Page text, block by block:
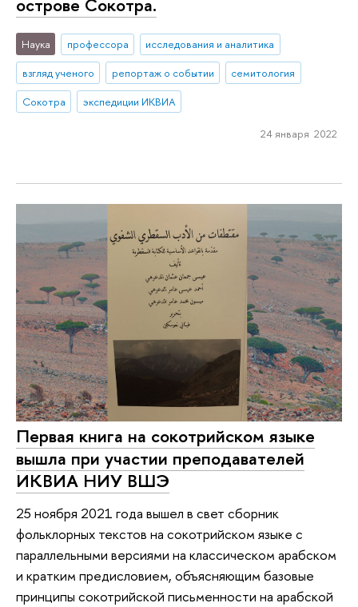
Наука профессора
исследования и аналитика
взгляд ученого
репортаж о событии
семитология
Сокотра
экспедиции ИКВИА
24 января 2022
Первая книга на сокотрийском языке
вышла при участии преподавателей
ИКВИА НИУ ВШЭ
25 ноября 2021 года вышел в свет сборник
фольклорных текстов на сокотрийском языке с
параллельными версиями на классическом арабском
и кратким предисловием, объясняющим базовые
принципы сокотрийской письменности на арабской